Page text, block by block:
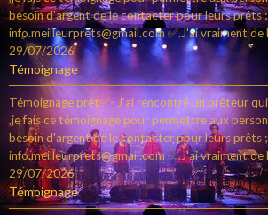
besoin d'argent de le contacter pour leurs prêts
info.meilleurprets@gmail.com ✅.J'ai vraiment de
29/07/2026
Témoignage
Témoignage prêt✅- J'ai rencontré un prêteur
,je fais ce témoignage pour permettre aux
besoin d'argent de le contacter pour leurs prêts
info.meilleurprets@gmail.com ✅.J'ai vraiment de
29/07/2026
Témoignage